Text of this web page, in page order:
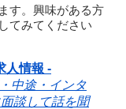
す。興味がある方
てみてください
人情報 -
中途・インタ
談して話を聞